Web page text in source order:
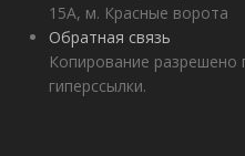
15А, м. Красные ворота
Обратная связь
Копирование разрешено
гиперссылки.